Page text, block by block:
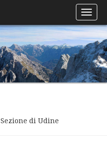
di Udine